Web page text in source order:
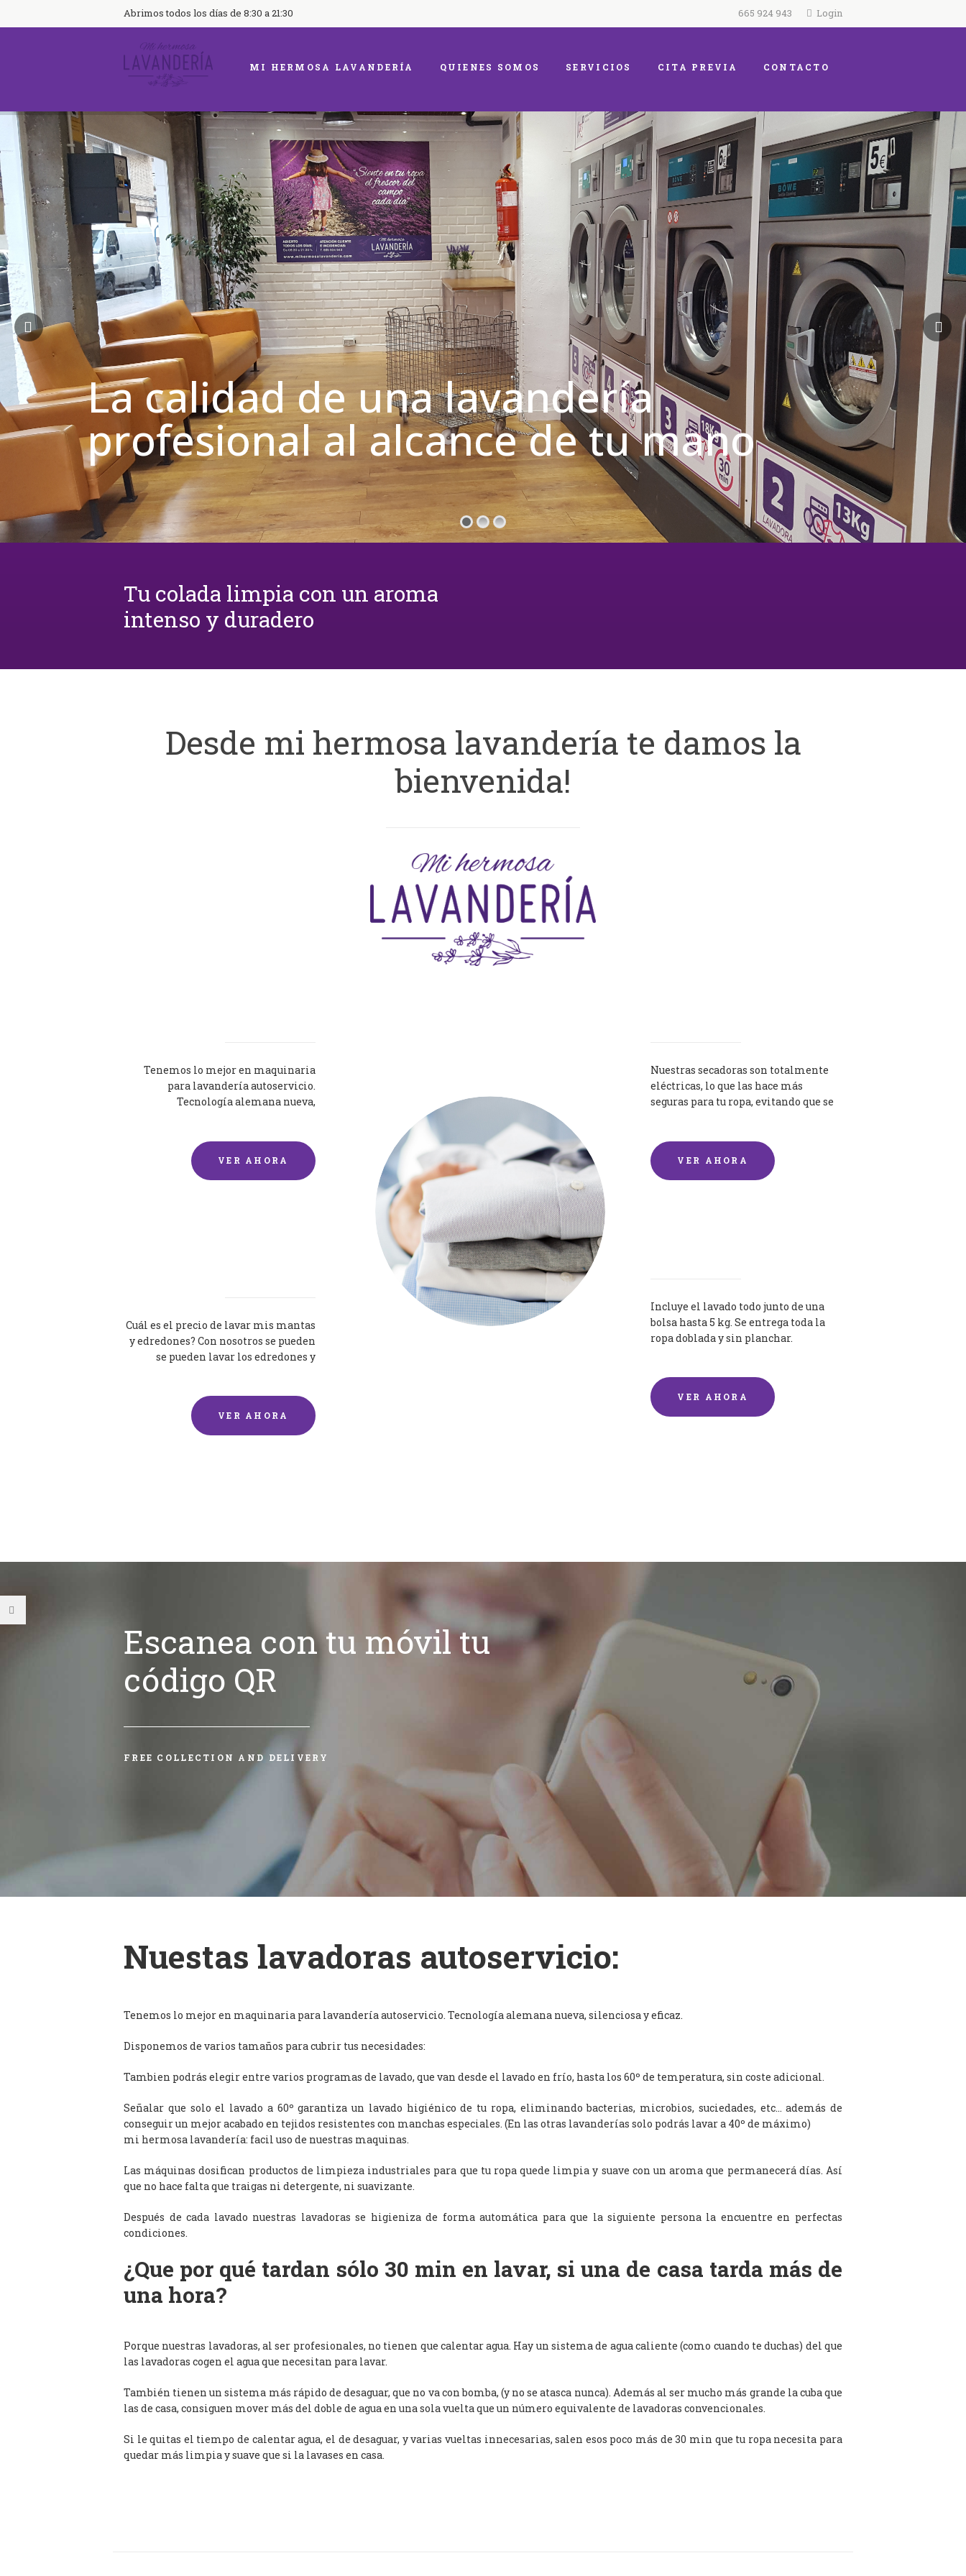
Abrimos todos los días de 8:30 a 21:30 665 924 943 Login
MI HERMOSA LAVANDERÍA QUIENES SOMOS SERVICIOS CITA PREVIA CONTACTO
La calidad de una lavandería
profesional al alcance de tu mano
Tu colada limpia con un aroma
intenso y duradero
Desde mi hermosa lavandería te damos la
bienvenida!
Tenemos lo mejor en maquinaria
para lavandería autoservicio.
Tecnología alemana nueva,
VER AHORA
Nuestras secadoras son totalmente
eléctricas, lo que las hace más
seguras para tu ropa, evitando que se
VER AHORA
Cuál es el precio de lavar mis mantas
y edredones? Con nosotros se pueden
se pueden lavar los edredones y
VER AHORA
Incluye el lavado todo junto de una
bolsa hasta 5 kg. Se entrega toda la
ropa doblada y sin planchar.
VER AHORA
Escanea con tu móvil tu
código QR
FREE COLLECTION AND DELIVERY
Nuestas lavadoras autoservicio:
Tenemos lo mejor en maquinaria para lavandería autoservicio. Tecnología alemana nueva, silenciosa y eficaz.
Disponemos de varios tamaños para cubrir tus necesidades:
Tambien podrás elegir entre varios programas de lavado, que van desde el lavado en frío, hasta los 60º de temperatura, sin coste adicional.
Señalar que solo el lavado a 60º garantiza un lavado higiénico de tu ropa, eliminando bacterias, microbios, suciedades, etc… además de
conseguir un mejor acabado en tejidos resistentes con manchas especiales. (En las otras lavanderías solo podrás lavar a 40º de máximo)
mi hermosa lavandería: facil uso de nuestras maquinas.
Las máquinas dosifican productos de limpieza industriales para que tu ropa quede limpia y suave con un aroma que permanecerá días. Así
que no hace falta que traigas ni detergente, ni suavizante.
Después de cada lavado nuestras lavadoras se higieniza de forma automática para que la siguiente persona la encuentre en perfectas
condiciones.
¿Que por qué tardan sólo 30 min en lavar, si una de casa tarda más de
una hora?
Porque nuestras lavadoras, al ser profesionales, no tienen que calentar agua. Hay un sistema de agua caliente (como cuando te duchas) del que
las lavadoras cogen el agua que necesitan para lavar.
También tienen un sistema más rápido de desaguar, que no va con bomba, (y no se atasca nunca). Además al ser mucho más grande la cuba que
las de casa, consiguen mover más del doble de agua en una sola vuelta que un número equivalente de lavadoras convencionales.
Si le quitas el tiempo de calentar agua, el de desaguar, y varias vueltas innecesarias, salen esos poco más de 30 min que tu ropa necesita para
quedar más limpia y suave que si la lavases en casa.